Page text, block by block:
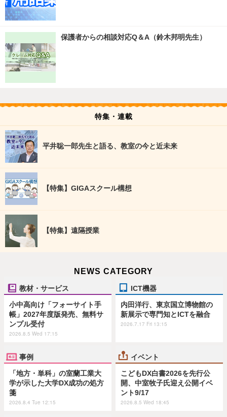
保護者からの相談対応Q＆A（鈴木邦明先生）
特集・連載
平井聡一郎先生と語る、教室の今と近未来
【特集】GIGAスクール構想
【特集】遠隔授業
NEWS CATEGORY
教材・サービス
小中高向け「フォーサイト手
帳」2027年度版発売、無料サ
ンプル受付
2026.8.5 Wed 17:15
ICT機器
内田洋行、東京国立博物館の
新展示で専門知とICTを融合
2026.7.17 Fri 13:15
事例
「地方・単科」の室蘭工業大
学が示した大学DX成功の処方
箋
2026.8.4 Tue 12:15
イベント
こどもDX白書2026を先行公
開、中室牧子氏迎え公開イベ
ント9/17
2026.8.5 Wed 18:45